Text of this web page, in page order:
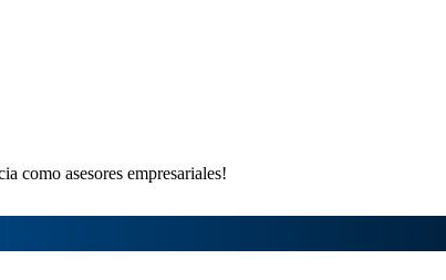
como asesores empresariales!